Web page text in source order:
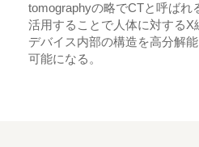
tomographyの略でCTと呼ばれ
活用することで人体に対する
デバイス内部の構造を高分解
可能になる。